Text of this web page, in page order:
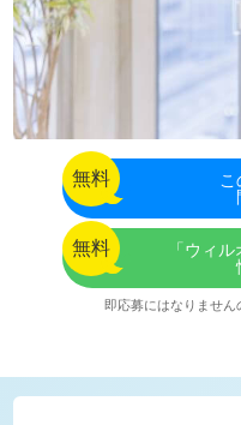
無料 こ
無料
「ウィ
即応募にはなりませ